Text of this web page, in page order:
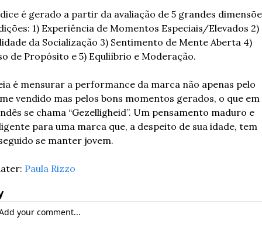
é gerado a partir da avaliação de 5 grandes
1) Experiência de Momentos Especiais/Elevados 2)
da Socialização 3) Sentimento de Mente Aberta 4)
de Propósito e 5) Equliíbrio e Moderação.
é mensurar a performance da marca não apenas pelo
vendido mas pelos bons momentos gerados, o que em
se chama “Gezelligheid”. Um pensamento maduro e
para uma marca que, a despeito de sua idade, tem
se manter jovem.
Paula Rizzo